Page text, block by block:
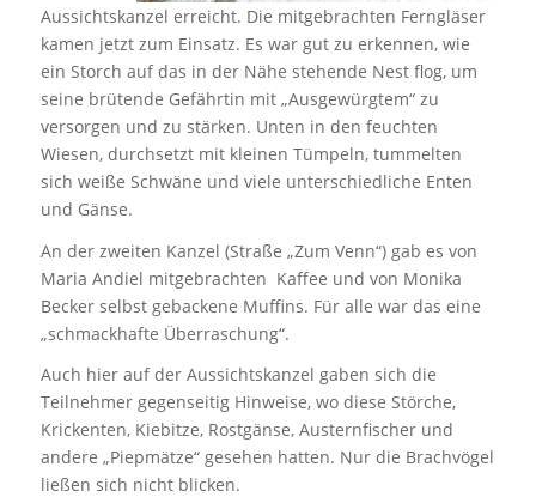
Aussichtskanzel erreicht. Die mitgebrachten Ferngläser
kamen jetzt zum Einsatz. Es war gut zu erkennen, wie
ein Storch auf das in der Nähe stehende Nest flog, um
seine brütende Gefährtin mit „Ausgewürgtem“ zu
versorgen und zu stärken. Unten in den feuchten
Wiesen, durchsetzt mit kleinen Tümpeln, tummelten
sich weiße Schwäne und viele unterschiedliche Enten
und Gänse.
An der zweiten Kanzel (Straße „Zum Venn“) gab es von
Maria Andiel mitgebrachten Kaffee und von Monika
Becker selbst gebackene Muffins. Für alle war das eine
„schmackhafte Überraschung“.
Auch hier auf der Aussichtskanzel gaben sich die
Teilnehmer gegenseitig Hinweise, wo diese Störche,
Krickenten, Kiebitze, Rostgänse, Austernfischer und
andere „Piepmätze“ gesehen hatten. Nur die Brachvögel
ließen sich nicht blicken.